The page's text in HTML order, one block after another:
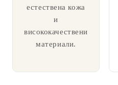
естествена кожа
и
висококачествени
материали.